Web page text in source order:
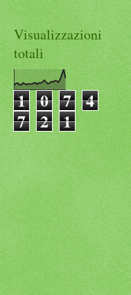
Visualizzazioni
totali
1 0 7 4
7 2 1